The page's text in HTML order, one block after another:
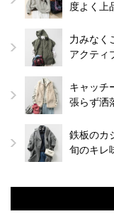
度よく上
力みなく
アクティ
キャッチ
張らず洒
鉄板のカ
旬のキレ